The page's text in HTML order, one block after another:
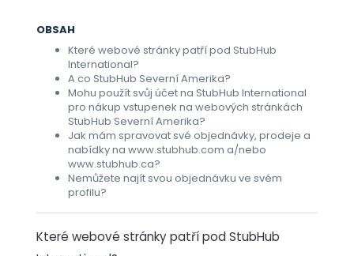
OBSAH
Které webové stránky patří pod StubHub
International?
A co StubHub Severní Amerika?
Mohu použít svůj účet na StubHub International
pro nákup vstupenek na webových stránkách
StubHub Severní Amerika?
Jak mám spravovat své objednávky, prodeje a
nabídky na www.stubhub.com a/nebo
www.stubhub.ca?
Nemůžete najít svou objednávku ve svém
profilu?
Které webové stránky patří pod StubHub